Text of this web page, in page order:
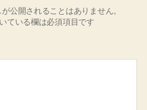
公開されることはありません。
ている欄は必須項目です